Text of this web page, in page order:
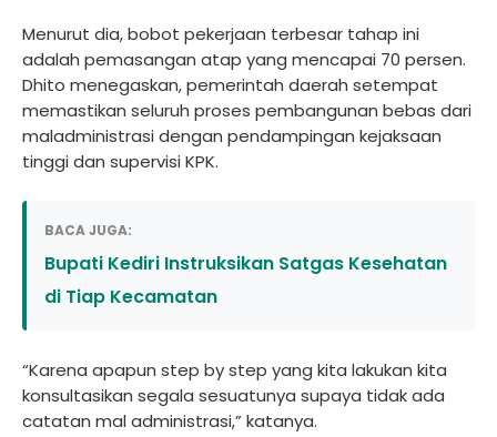
Menurut dia, bobot pekerjaan terbesar tahap ini
adalah pemasangan atap yang mencapai 70 persen.
Dhito menegaskan, pemerintah daerah setempat
memastikan seluruh proses pembangunan bebas dari
maladministrasi dengan pendampingan kejaksaan
tinggi dan supervisi KPK.
BACA JUGA:
Bupati Kediri Instruksikan Satgas Kesehatan
di Tiap Kecamatan
“Karena apapun step by step yang kita lakukan kita
konsultasikan segala sesuatunya supaya tidak ada
catatan mal administrasi,” katanya.